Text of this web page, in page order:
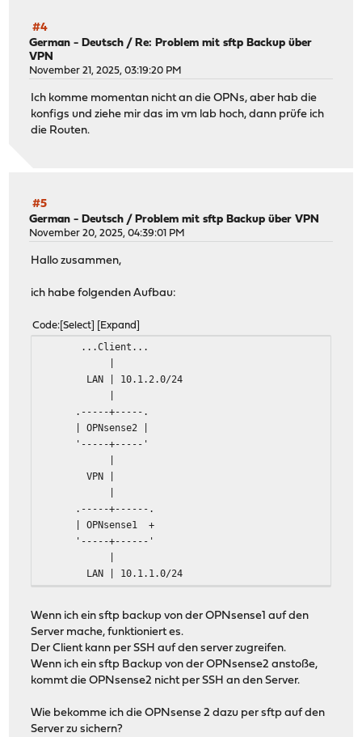
#4
German - Deutsch /Re: Problem mit sftp Backup über
VPN
November 21, 2025, 03:19:20 PM
Ich komme momentan nicht an die OPNs, aber hab die
konfigs und ziehe mir das im vm lab hoch, dann prüfe ich
die Routen.
#5
German - Deutsch / Problem mit sftp Backup über VPN
November 20, 2025, 04:39:01 PM
Hallo zusammen,
ich habe folgenden Aufbau:
Code Select Expand
...Client...
LAN | 10.1.2.0/24
.-----+-----.
| OPNsense2 |
'-----+-----'
VPN |
.-----+------.
| OPNsense1 +
'-----+------'
LAN | 10.1.1.0/24
Wenn ich ein sftp backup von der OPNsense1 auf den
Server mache, funktioniert es.
Der Client kann per SSH auf den server zugreifen.
Wenn ich ein sftp Backup von der OPNsense2 anstoße,
kommt die OPNsense2 nicht per SSH an den Server.
Wie bekomme ich die OPNsense 2 dazu per sftp auf den
Server zu sichern?